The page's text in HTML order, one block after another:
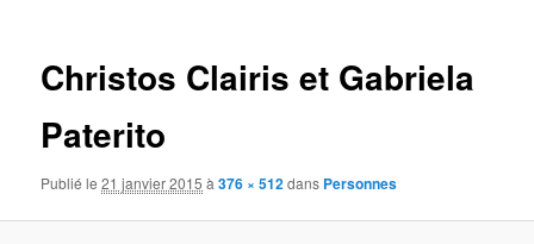
Christos Clairis et Gabriela
Paterito
Publié le21 janvier 2015 à376 × 512dans Personnes